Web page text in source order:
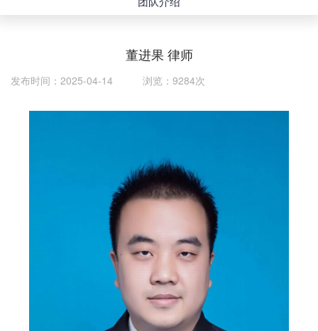
董进果 律师
发布时间：2025-04-14 浏览：9284次